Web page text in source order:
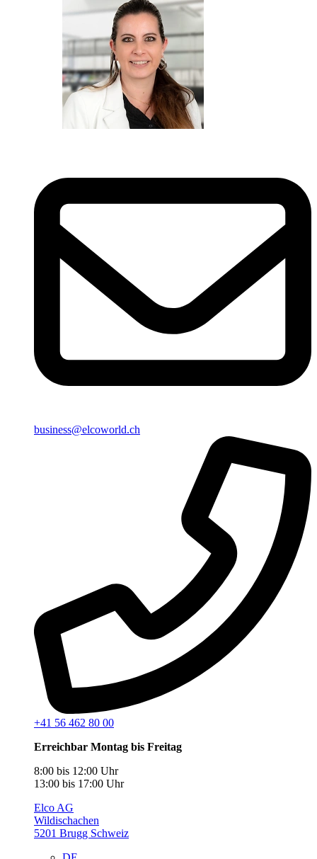
business@elcoworld.ch
+41 56 462 80 00
Erreichbar Montag bis Freitag
8:00 bis 12:00 Uhr
13:00 bis 17:00 Uhr
Elco AG
Wildischachen
5201 Brugg Schweiz